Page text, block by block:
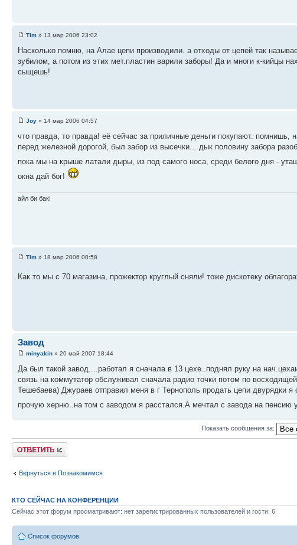
Tim » 13 мар 2006 23:02
Насколько помню, на Алае цепи производили. а отходы от цепей так
зубилом, а потом из этих мет.пластин варили заборы! Да и многи к-кийцы
сыщешь!
Joy » 14 мар 2006 04:57
что правда, то правда! её сейчас за приличные деньги покупают. помнишь,
перед железной дорогой, был забор из высечки... дык половину забора
пока мы на крыше латали дыры, из под самого носа, среди белого дня -
окна дай бог!
айл би бак!
Tim » 18 мар 2006 00:58
Как то мы с 70 магазина, прожектор круглый сняли! тоже дискотеку
Завод
minyakin » 20 май 2007 18:44
Да был такой завод....работал я сначала в 13 цехе..поднял руку на
связь на коммутатор обслуживал сначала радио точки потом по
Тешебаева) Джураев отправил меня в г Тернополь продать цепи
прочую херню..на том с заводом я расстался.А мечтал с завода на пенсию
Показать сообщения за:
Ответить
Вернуться в Познакомимся
КТО СЕЙЧАС НА КОНФЕРЕНЦИИ
Сейчас этот форум просматривают: нет зарегистрированных пользователей и гости: 6
Список форумов